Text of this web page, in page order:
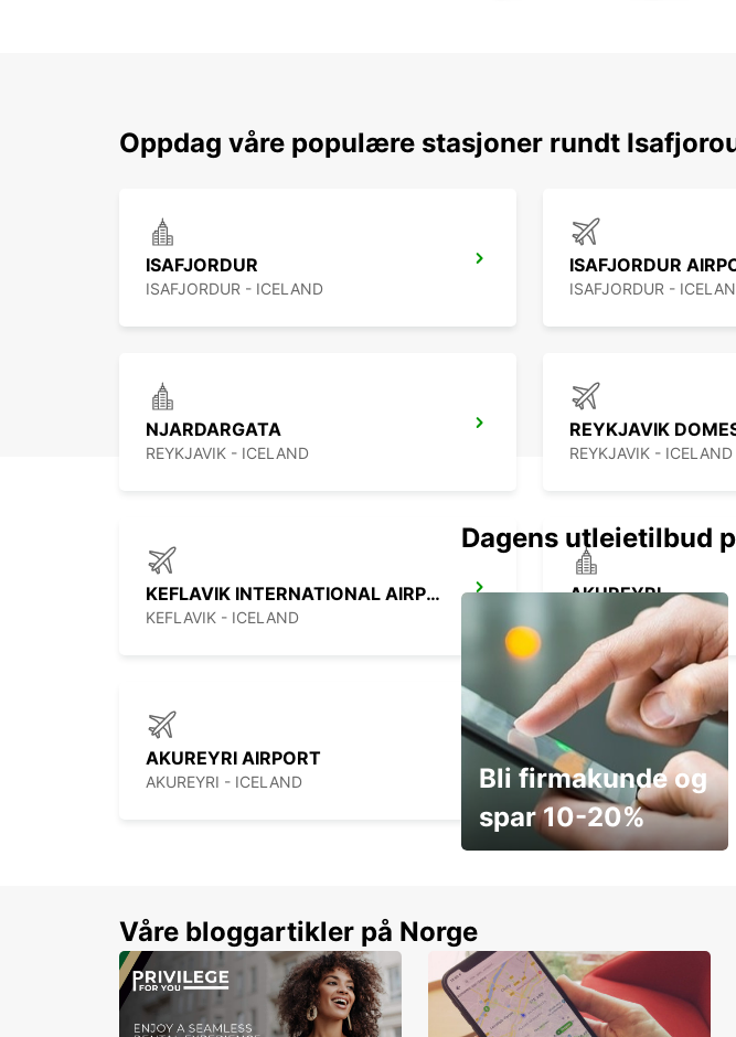
Oppdag våre populære stasjoner rundt
ISAFJORDUR
ISAFJORDUR - ICELAND
ISAFJORDUR
ISAFJORDUR -
NJARDARGATA
REYKJAVIK - ICELAND
REYKJAVIK
REYKJAVIK - ICELAND
KEFLAVIK INTERNATIONAL AIRPORT
KEFLAVIK - ICELAND
AKUREYRI
AKUREYRI - ICELAND
AKUREYRI AIRPORT
AKUREYRI - ICELAND
Dagens utleietilbud
Bli firmakunde og
spar 10-20%
Våre bloggartikler på Norge